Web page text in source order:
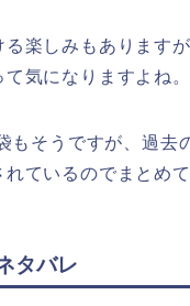
楽しみもあります
気になりますよね。
もそうですが、過去
ているのでまとめて
タバレ